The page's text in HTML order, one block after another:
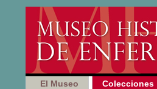
El Museo Colecciones